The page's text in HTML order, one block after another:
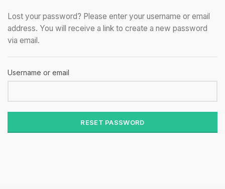
Lost your password? Please enter your username or email
address. You will receive a link to create a new password
via email.
Username or email
RESET PASSWORD